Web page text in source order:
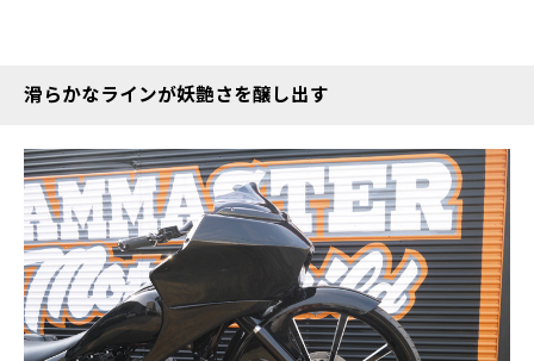
滑らかなラインが妖艶さを醸し出す